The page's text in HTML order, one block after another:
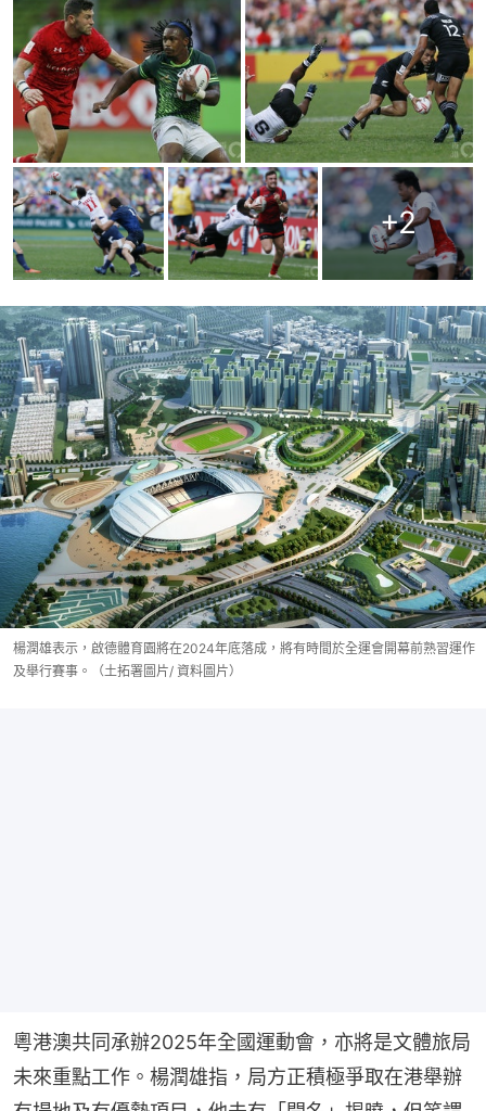
+2
楊潤雄表示，啟德體育園將在2024年底落成，將有時間於全運會開幕前熟習運作
及舉行賽事。（土拓署圖片/ 資料圖片）
粵港澳共同承辦2025年全國運動會，亦將是文體旅局
未來重點工作。楊潤雄指，局方正積極爭取在港舉辦